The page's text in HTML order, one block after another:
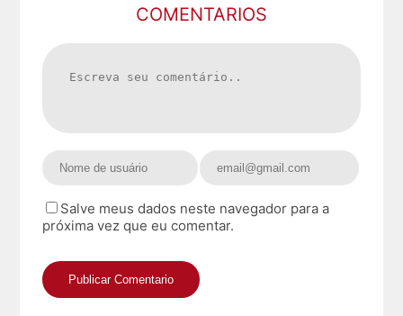
COMENTARIOS
Salve meus dados neste navegador para a
próxima vez que eu comentar.